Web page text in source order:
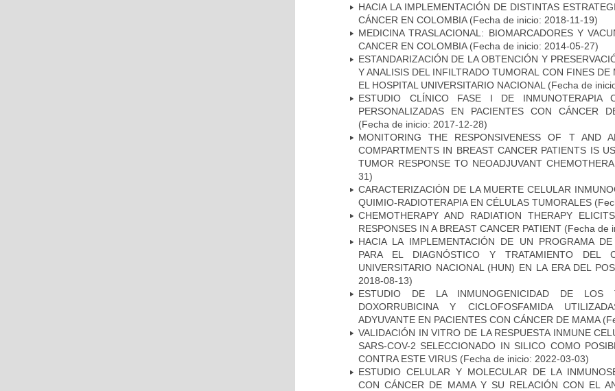
HACIA LA IMPLEMENTACIÓN DE DISTINTAS
CÁNCER EN COLOMBIA(Fecha de inicio: 2018-11-19)
MEDICINA TRASLACIONAL: BIOMARCADORES Y
CANCER EN COLOMBIA(Fecha de inicio: 2014-05-27)
ESTANDARIZACIÓN DE LA OBTENCIÓN Y
Y ANALISIS DEL INFILTRADO TUMORAL CON FINES DE
EL HOSPITAL UNIVERSITARIO NACIONAL (Fecha de
ESTUDIO CLÍNICO FASE I DE INMUNOTERAPIA
PERSONALIZADAS EN PACIENTES CON CÁNCER
(Fecha de inicio: 2017-12-28)
MONITORING THE RESPONSIVENESS OF T AND
COMPARTMENTS IN BREAST CANCER PATIENTS IS
TUMOR RESPONSE TO NEOADJUVANT
31)
CARACTERIZACIÓN DE LA MUERTE CELULAR
QUIMIO-RADIOTERAPIA EN CÉLULAS TUMORALES
CHEMOTHERAPY AND RADIATION THERAPY
RESPONSES IN A BREAST CANCER PATIENT (Fecha de
HACIA LA IMPLEMENTACIÓN DE UN PROGRAMA
PARA EL DIAGNÓSTICO Y TRATAMIENTO DEL
UNIVERSITARIO NACIONAL (HUN) EN LA ERA DEL
2018-08-13)
ESTUDIO DE LA INMUNOGENICIDAD DE LOS
DOXORRUBICINA Y CICLOFOSFAMIDA
ADYUVANTE EN PACIENTES CON CÁNCER DE MAMA
VALIDACIÓN IN VITRO DE LA RESPUESTA INMUNE
SARS-COV-2 SELECCIONADO IN SILICO COMO
CONTRA ESTE VIRUS (Fecha de inicio: 2022-03-03)
ESTUDIO CELULAR Y MOLECULAR DE LA
CON CÁNCER DE MAMA Y SU RELACIÓN CON EL